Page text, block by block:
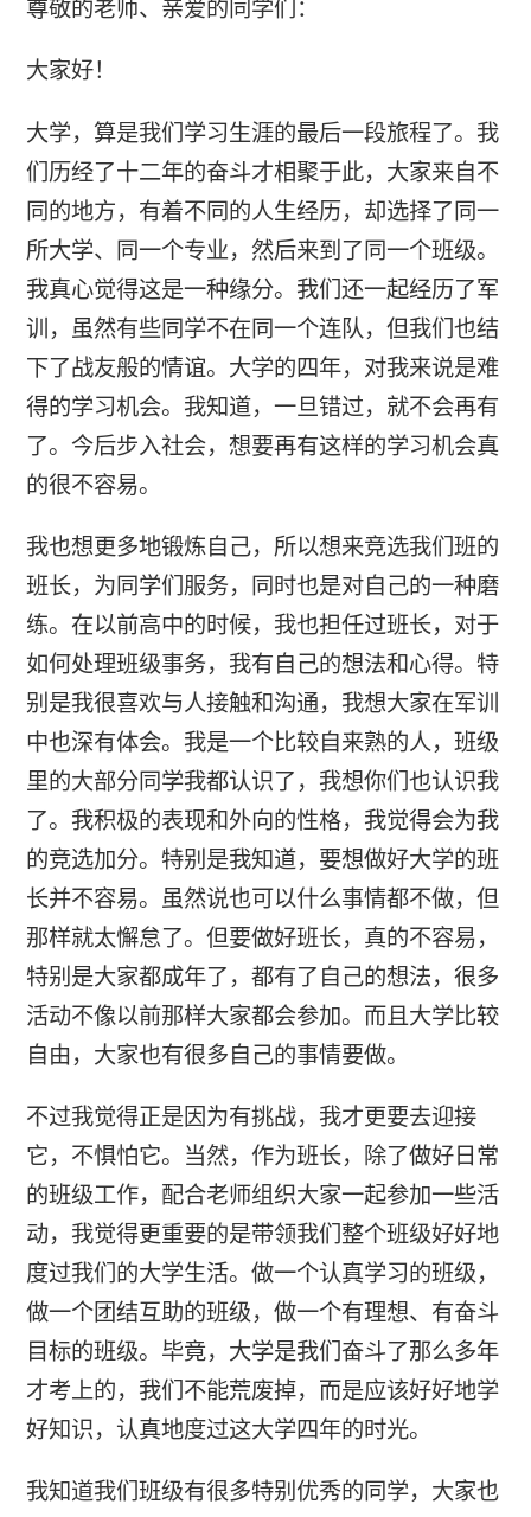
尊敬的老师、亲爱的同学们：
大家好！
大学，算是我们学习生涯的最后一段旅程了。我
们历经了十二年的奋斗才相聚于此，大家来自不
同的地方，有着不同的人生经历，却选择了同一
所大学、同一个专业，然后来到了同一个班级。
我真心觉得这是一种缘分。我们还一起经历了军
训，虽然有些同学不在同一个连队，但我们也结
下了战友般的情谊。大学的四年，对我来说是难
得的学习机会。我知道，一旦错过，就不会再有
了。今后步入社会，想要再有这样的学习机会真
的很不容易。
我也想更多地锻炼自己，所以想来竞选我们班的
班长，为同学们服务，同时也是对自己的一种磨
练。在以前高中的时候，我也担任过班长，对于
如何处理班级事务，我有自己的想法和心得。特
别是我很喜欢与人接触和沟通，我想大家在军训
中也深有体会。我是一个比较自来熟的人，班级
里的大部分同学我都认识了，我想你们也认识我
了。我积极的表现和外向的性格，我觉得会为我
的竞选加分。特别是我知道，要想做好大学的班
长并不容易。虽然说也可以什么事情都不做，但
那样就太懈怠了。但要做好班长，真的不容易，
特别是大家都成年了，都有了自己的想法，很多
活动不像以前那样大家都会参加。而且大学比较
自由，大家也有很多自己的事情要做。
不过我觉得正是因为有挑战，我才更要去迎接
它，不惧怕它。当然，作为班长，除了做好日常
的班级工作，配合老师组织大家一起参加一些活
动，我觉得更重要的是带领我们整个班级好好地
度过我们的大学生活。做一个认真学习的班级，
做一个团结互助的班级，做一个有理想、有奋斗
目标的班级。毕竟，大学是我们奋斗了那么多年
才考上的，我们不能荒废掉，而是应该好好地学
好知识，认真地度过这大学四年的时光。
我知道我们班级有很多特别优秀的同学，大家也